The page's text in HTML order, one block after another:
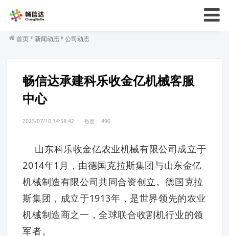
首页 新闻动态 公司动态
畅信达承建科乐收金亿机械客服
中心
2023/07/10 14:58:42 热度：490
山东科乐收金亿农业机械有限公司成立于
2014年1月，由德国克拉斯集团与山东金亿
机械制造有限公司共同合资创立。德国克拉
斯集团，成立于1913年，是世界领先的农业
机械制造商之一，全球联合收割机行业的领
军者。